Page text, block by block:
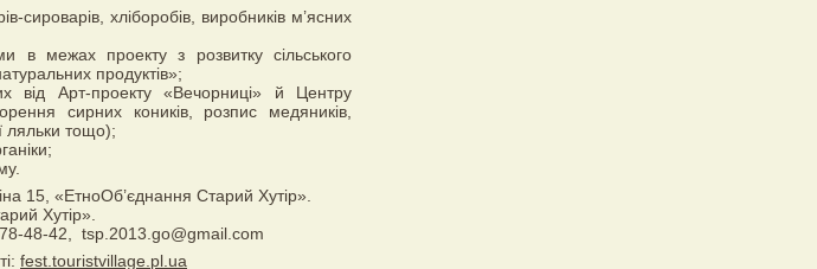
сироварів, хліборобів, виробників м’ясних
в межах проекту з розвитку сільського
продуктів»;
від Арт-проекту «Вечорниці» й Центру
сирних коників, розпис медяників,
ляльки тощо);
15, «ЕтноОб’єднання Старий Хутір».
Хутір».
48-42, tsp.2013.go@gmail.com
fest.touristvillage.pl.ua